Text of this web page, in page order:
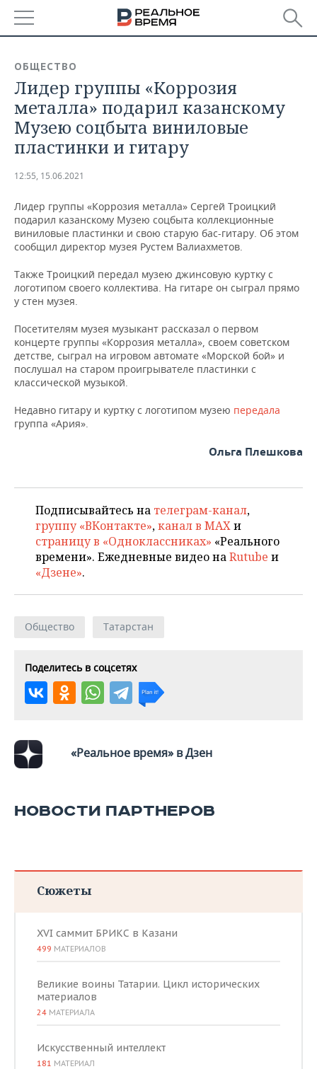
БАШКОРТОСТАН
ТАТАРСТАН
УДМУРТИЯ
НОВОСТИ
АНАЛИТИКА
НОВОСТИ АНАЛИТИКИ
ДЕКЛАРАЦИИ О ДОХОДАХ
КОРОЛИ ГОСЗАКАЗА ПФО
ВУЗЫ ТАТАРСТАНА
КОМУ ПРИНАДЛЕЖАТ
ТОРГОВЫЕ ЦЕНТРЫ
ТАТАРСТАНА
ЭКОНОМИКА
НОВОСТИ ЭКОНОМИКИ
ФИНАНСЫ
БАНКИ
БЮДЖЕТ
ИНВЕСТИЦИИ
ПРОМЫШЛЕННОСТЬ
НОВОСТИ
ПРОМЫШЛЕННОСТИ
АГРОПРОМ
МАШИНОСТРОЕНИЕ
НЕФТЬ
ОПК
ЭНЕРГЕТИКА
НЕДВИЖИМОСТЬ
НОВОСТИ НЕДВИЖИМОСТИ
АВТО
НОВОСТИ АВТО
БИЗНЕС
НОВОСТИ БИЗНЕСА
РОЗНИЧНАЯ ТОРГОВЛЯ
ТРАНСПОРТ
УСЛУГИ
ТЕХНОЛОГИИ
НОВОСТИ ТЕХНОЛОГИЙ
IT
МЕДИА
МЕРОПРИЯТИЯ
НОВОСТИ МЕРОПРИЯТИЙ
ВЫЕЗДНАЯ РЕДАКЦИЯ
ОТКРЫТАЯ ЛЕКЦИЯ
СПОРТ
НОВОСТИ СПОРТА
БАСКЕТБОЛ
ВОЛЕЙБОЛ
КИБЕРСПОРТ
ВОДНЫЕ ВИДЫ СПОРТА
ХОККЕЙ С МЯЧОМ
ОБЩЕСТВО
ИНФРАСТРУКТУРА
ИСТОРИЯ
КУЛЬТУРА
ОБРАЗОВАНИЕ
ПРОИСШЕСТВИЯ
СПРАВОЧНИК
СПИСОК ПЕРСОН
СПИСОК КОМПАНИЙ
ПОЛНАЯ ВЕРСИЯ
ОБЩЕСТВО
Лидер группы «Коррозия
металла» подарил казанскому
Музею соцбыта виниловые
пластинки и гитару
12:55, 15.06.2021
Лидер группы «Коррозия металла» Сергей Троицкий
подарил казанскому Музею соцбыта коллекционные
виниловые пластинки и свою старую бас-гитару. Об этом
сообщил директор музея Рустем Валиахметов.
Также Троицкий передал музею джинсовую куртку с
логотипом своего коллектива. На гитаре он сыграл прямо
у стен музея.
Посетителям музея музыкант рассказал о первом
концерте группы «Коррозия металла», своем советском
детстве, сыграл на игровом автомате «Морской бой» и
послушал на старом проигрывателе пластинки с
классической музыкой.
Недавно гитару и куртку с логотипом музею передала
группа «Ария».
Ольга Плешкова
Подписывайтесь на телеграм-канал,
группу «ВКонтакте»,канал в MAXи
страницу в «Одноклассниках» «Реального
времени». Ежедневные видео наRutube и
«Дзене».
Общество Татарстан
Поделитесь в соцсетях
«Реальное время» в Дзен
НОВОСТИ ПАРТНЕРОВ
Сюжеты
XVI саммит БРИКС в Казани
499 МАТЕРИАЛОВ
Великие воины Татарии. Цикл исторических
материалов
24 МАТЕРИАЛА
Искусственный интеллект
181 МАТЕРИАЛ